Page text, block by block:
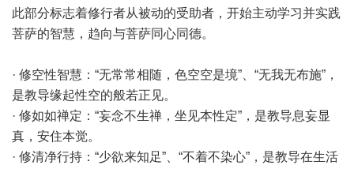
此部分标志着修行者从被动的受助者，开始主动学习并实践
菩萨的智慧，趋向与菩萨同心同德。
· 修空性智慧：“无常常相随，色空空是境”、“无我无布施”，
是教导缘起性空的般若正见。
· 修如如禅定：“妄念不生禅，坐见本性定”，是教导息妄显
真，安住本觉。
· 修清净行持：“少欲来知足”、“不着不染心”，是教导在生活